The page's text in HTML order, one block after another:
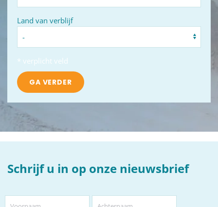
Land van verblijf
* verplicht veld
GA VERDER
Schrijf u in op onze nieuwsbrief